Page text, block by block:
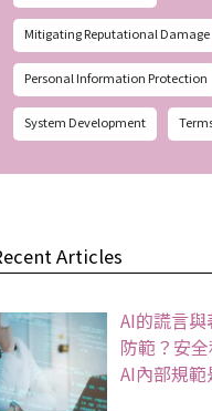
Mitigating Reputational Damage
Personal Information Protection
System Development
Articles
AI的謊言
防範？安
AI內部規